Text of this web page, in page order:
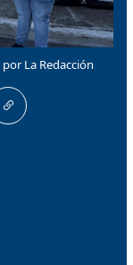
por La Redacción